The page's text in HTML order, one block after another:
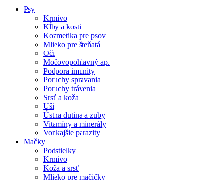
Psy
Krmivo
Kĺby a kosti
Kozmetika pre psov
Mlieko pre šteňatá
Oči
Močovopohlavný ap.
Podpora imunity
Poruchy správania
Poruchy trávenia
Srsť a koža
Uši
Ústna dutina a zuby
Vitamíny a minerály
Vonkajšie parazity
Mačky
Podstielky
Krmivo
Koža a srsť
Mlieko pre mačičky